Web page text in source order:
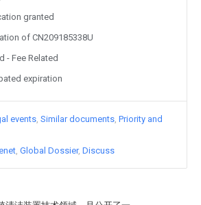
granted
of CN209185338U
- Fee Related
expiration
events Similar documents Priority and
Global Dossier Discuss